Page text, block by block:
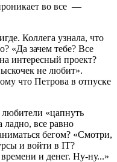
во все —
Коллега узнала, что
«Да зачем тебе? Все
интересный проект?
не любит».
что Петрова в отпуске
любители «цапнуть
ладно, все равно
бегом? «Смотри,
и войти в IT?
и денег. Ну-ну...»